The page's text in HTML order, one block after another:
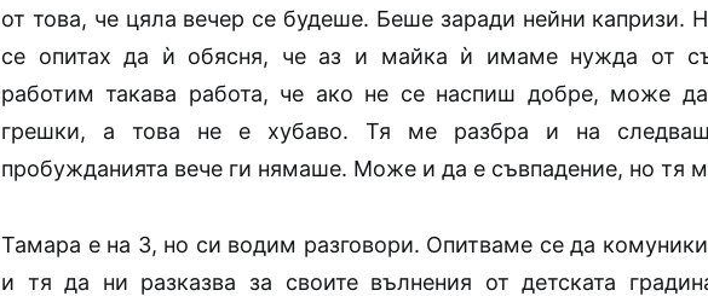
от това, че цяла вечер се будеше. Беше заради нейни капризи.
се опитах да ѝ обясня, че аз и майка ѝ имаме нужда от
работим такава работа, че ако не се наспиш добре, може
грешки, а това не е хубаво. Тя ме разбра и на
пробужданията вече ги нямаше. Може и да е съвпадение, но тя
Тамара е на 3, но си водим разговори. Опитваме се да
и тя да ни разказва за своите вълнения от детската